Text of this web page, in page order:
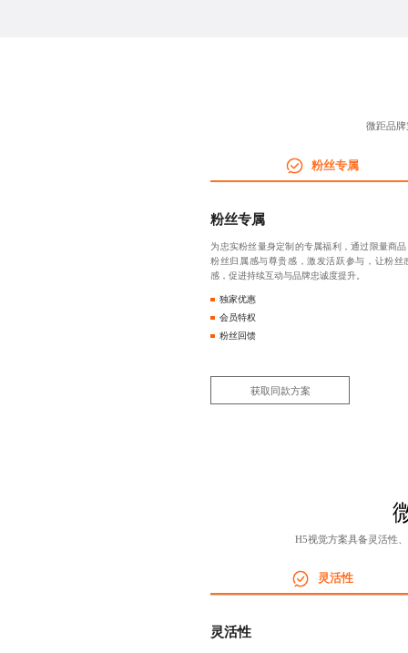
微距品
粉丝专属
粉丝专属
为忠实粉丝量身定制的专属福利，通过限量商
粉丝归属感与尊贵感，激发活跃参与，让粉丝
感，促进持续互动与品牌忠诚度提升。
独家优惠
会员特权
粉丝回馈
获取同款方案
H5视觉方案具备灵活性
灵活性
灵活性